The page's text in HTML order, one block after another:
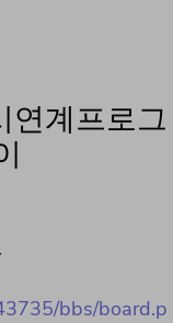
연계프로그
bbs/board.p